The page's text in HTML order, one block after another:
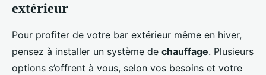
extérieur
Pour profiter de votre bar extérieur même en hiver,
pensez à installer un système de chauffage. Plusieurs
options s’offrent à vous, selon vos besoins et votre